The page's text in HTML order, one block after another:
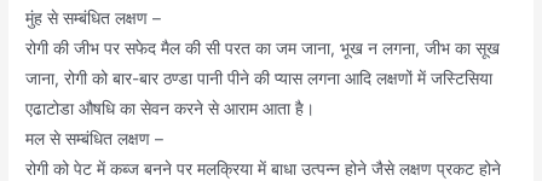
मुंह से सम्बंधित लक्षण –
रोगी की जीभ पर सफेद मैल की सी परत का जम जाना, भूख न लगना, जीभ का सूख
जाना, रोगी को बार-बार ठण्डा पानी पीने की प्यास लगना आदि लक्षणों में जस्टिसिया
एढाटोडा औषधि का सेवन करने से आराम आता है।
मल से सम्बंधित लक्षण –
रोगी को पेट में कब्ज बनने पर मलक्रिया में बाधा उत्पन्न होने जैसे लक्षण प्रकट होने